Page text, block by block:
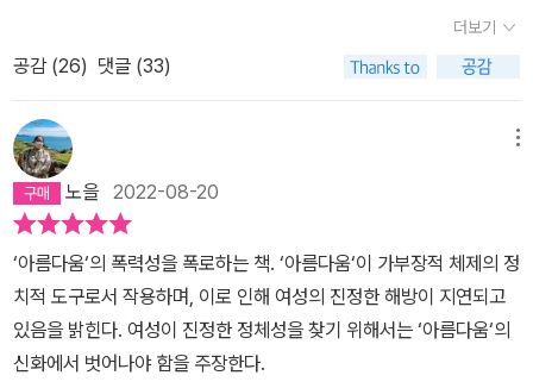
에 맞추기 위해 고통스러운 행위를 지속하고, 시장에서는 변화하는
요구에 맞춰 성적 판타지를 유지해줄 일회용품들을 끊임없이 쏟아낸
다. 미용성형수술 산업도 건강한 것과 병든 것의 정의를 조작해 날로
번창하고 있다. 울프는 성형수술을 폭력에 버금가는 범죄로 간주하면
서, 이를테면 “음핵의 위치를 바꾸고, 질을 꼭 맞게 꿰매어 붙이고, 목
의 근육을 풀고, 구역질 반사 기능을 없애는 것은 시간문제”라고 전망
한다. 이러한 울프의 예상은 결국 적중했고, 현재 성기수술 산업은 의
사들에게 좋은 돈벌이가 된 지 오래다. 그런데 놀라운 것은 여성의 전
유물로서 여성을 제재하는 수단이었던 ‘아름다움의 신화’가 이제 남
성에게로 향하고 있다는 것이다. 아름다움을 대상으로 하는 미용 산
업은 어떤 성별을 겨냥하든 성적 자신감을 흔들면 효과가 있다는 것
대적으로 예쁜 가슴이 어떤건지 알고 잇었기 때문이다. 그 예쁜 가슴
을 나는 어떻게 알게 되었을까? 나의 가슴도 우리 엄마의 가슴도 그
렇게 생기지 않았는데 그럼에도 불구하고 예쁜 가슴이라는게 어떤 것
인지를 어떻게 알았을까?일전에 오프라 윈프리 쇼에 가슴 성형수술
을 한 여성이 나왔었다. 유방 수술을 한 이후로 원인 모를 우울함에 시
달려 너무나 괴로웠다는 이야기를 했고, 그래서 병원을 다녀보다가
유방에 넣은 보형물을 빼보자는 이야기가 나왓다고. 그렇게 보형물을
뺐더니 다시 건강해졌다는 이야기였다. 내 유방에 이물질을 넣고 마
치 아무렇지도 않은 듯 살아가는 일을, 그녀는 할 수 없는 것 같았다.
그리고 아마 그건 많은 여성들이 그렇지 않을까.나오미 울프는 이 책,
[무엇이 아름다움을 강요하는가] 에서 아름다움의 신화에 대해 말해
니즘의 역사는 사실 메리 울스턴크래프트나 올랭프 드 구주의 여성의
인간 선언으로 기원을 얘기할 수 있지만 실질적인 사회운동으로서 등
겨우 100년을 싸워왔다는 것이다. 5천년과 100년이 페미니즘운동
이 이겨내야할 시간의 간극이다.단지 이러한 비교는 시간의 길이를
비교하자는 것이 아니다.남성 중심의 지배체제는 그 긴 시간만큼 자
신의 지배이데올로기를 온갖 방면으로 확대 강화해왔고, 그 시간만큼
의 다양성을 확보해와 여성들이 내면화하도록 강제해왔다.시간과 공
을 들인만큼 지배체제는 강고했다.그런데도 여성들은 이 100년 사이
에 많은 것을 이겨냈다. 가부장제라는 그 끔찍하도록 강고한 체제의
균열이 시작된 것은 이미 오래 전이다. 물론 충분한 것은 아니다. 하지
면 매번 마지막 꼭지 부분에서 밑줄을 가장 많이 긋게 되고, 가장 많
은 해답을 얻게 되는 것 같고, 가장 많은 생각과, 가장 많은 힘과 용기
를 얻게 되는 것 같다. 아름다움의 신화가 역사가 될 것이라는 문구
는 어째 좀 찌르르하다.이런 기분은 여성인 나에게만 해당되는 것일
까? 남성들도 이 책을 읽는다면 과연 어떤 생각을 하게 될까? 오전
에 책을 읽었다며 자랑스럽게 걸어 놓으니, 이 책을 읽은 서재 친구분
들과 농담 섞인 댓글을 주고 받다가, 남성들도 책을 읽었으면 좋겠다
는 말이 나오다 보니, 남성들이 이 책을 읽는다면 과연? 그런 생각
이 들었다. 그러자면 내 옆에 있는 남편과 아들에게도 먼저 읽어보라
고 권하고 싶은데, 도통 책이라곤 읽는 자들이 아니니...내가 또 입으
로 열심히 책 설명을 해야만 한다. 입이 아프겠구나! 책을 읽으면
더보기
공감 (26) 댓글 (33)
노을 2022-08-20
‘아름다움‘의 폭력성을 폭로하는 책. ‘아름다움‘이 가부장적 체제의 정
치적 도구로서 작용하며, 이로 인해 여성의 진정한 해방이 지연되고
있음을 밝힌다. 여성이 진정한 정체성을 찾기 위해서는 ‘아름다움‘의
신화에서 벗어나야 함을 주장한다.